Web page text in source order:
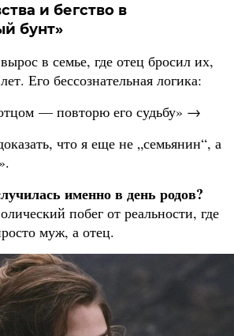
и бегство в
бунт»
в семье, где отец бросил их,
Его бессознательная логика:
— повторю его судьбу» →
что я еще не „семьянин“, а
именно в день родов?
побег от реальности, где
муж, а отец.